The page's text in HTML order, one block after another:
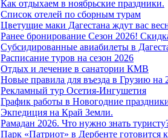
Как отдыхаем в ноябрьские праздники.
Список отелей по сборным турам
Цветущие маки Дагестана ждут вас
Ранее бронирование Сезон 2026!
Субсидированные авиабилеты в
Расписание туров на сезон 2026
Отдых и лечение в санатории КМВ
Новые правила для въезда в Грузию на
Рекламный тур Осетия-Ингушетия
График работы в Новогодние
Экпедиция на Край Земли.
Рамадан 2026. Что нужно знать
Парк «Патриот» в Дербенте готовится